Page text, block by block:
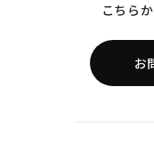
こちら
お